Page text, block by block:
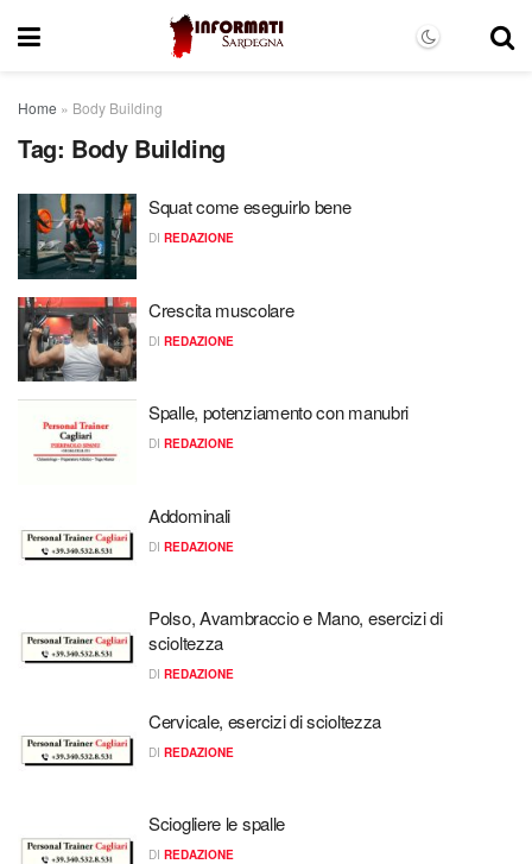
Home » Body Building
Tag: Body Building
Squat come eseguirlo bene
DI REDAZIONE
Crescita muscolare
DI REDAZIONE
Spalle, potenziamento con manubri
DI REDAZIONE
Addominali
DI REDAZIONE
Polso, Avambraccio e Mano, esercizi di
scioltezza
DI REDAZIONE
Cervicale, esercizi di scioltezza
DI REDAZIONE
Sciogliere le spalle
DI REDAZIONE